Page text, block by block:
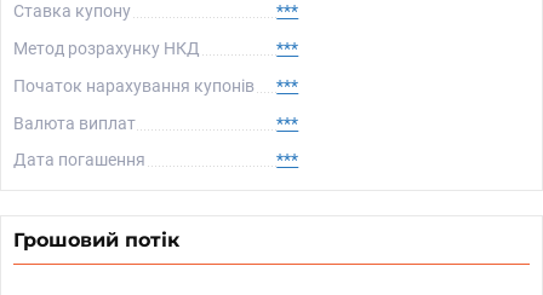
Ставка купону
***
Метод розрахунку НКД
***
Початок нарахування купонів
***
Валюта виплат
***
Дата погашення
***
Грошовий потік